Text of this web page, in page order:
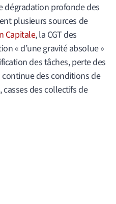
dégradation profonde des
plusieurs sources de
Capitale, la CGT des
« d’une gravité absolue »
des tâches, perte des
des conditions de
des collectifs de